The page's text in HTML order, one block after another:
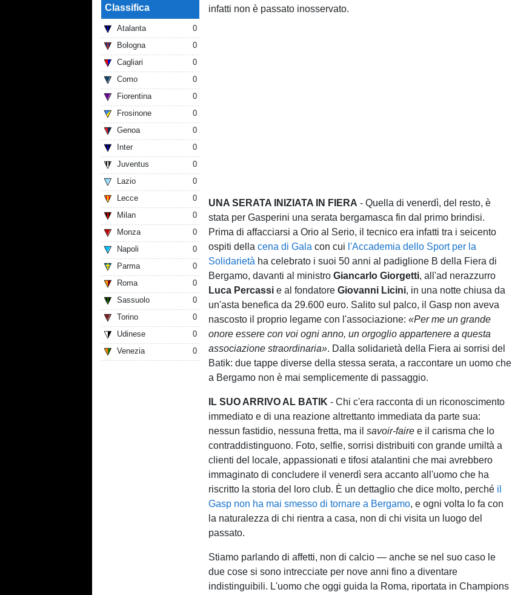
Classifica
Atalanta
0
Bologna
0
Cagliari
0
Como
0
Fiorentina
0
Frosinone
0
Genoa
0
Inter
0
Juventus
0
Lazio
0
Lecce
0
Milan
0
Monza
0
Napoli
0
Parma
0
Roma
0
Sassuolo
0
Torino
0
Udinese
0
Venezia
0
infatti non è passato inosservato.
UNA SERATA INIZIATA IN FIERA - Quella di venerdì, del resto, è
stata per Gasperini una serata bergamasca fin dal primo brindisi.
Prima di affacciarsi a Orio al Serio, il tecnico era infatti tra i seicento
ospiti dellacena di Galacon cui l'Accademia dello Sport per la
Solidarietà ha celebrato i suoi 50 anni al padiglione B della Fiera di
Bergamo, davanti al ministroGiancarlo Giorgetti, all'ad nerazzurro
Luca Percassi e al fondatoreGiovanni Licini, in una notte chiusa da
un'asta benefica da 29.600 euro. Salito sul palco, il Gasp non aveva
nascosto il proprio legame con l'associazione:«Per me un grande
onore essere con voi ogni anno, un orgoglio appartenere a questa
associazione straordinaria». Dalla solidarietà della Fiera ai sorrisi del
Batik: due tappe diverse della stessa serata, a raccontare un uomo che
a Bergamo non è mai semplicemente di passaggio.
IL SUO ARRIVO AL BATIK - Chi c'era racconta di un riconoscimento
immediato e di una reazione altrettanto immediata da parte sua:
nessun fastidio, nessuna fretta, ma ilsavoir-faire e il carisma che lo
contraddistinguono. Foto, selfie, sorrisi distribuiti con grande umiltà a
clienti del locale, appassionati e tifosi atalantini che mai avrebbero
immaginato di concludere il venerdì sera accanto all'uomo che ha
riscritto la storia del loro club. È un dettaglio che dice molto, perché il
Gasp non ha mai smesso di tornare a Bergamo, e ogni volta lo fa con
la naturalezza di chi rientra a casa, non di chi visita un luogo del
passato.
Stiamo parlando di affetti, non di calcio — anche se nel suo caso le
due cose si sono intrecciate per nove anni fino a diventare
indistinguibili. L'uomo che oggi guida la Roma, riportata in Champions